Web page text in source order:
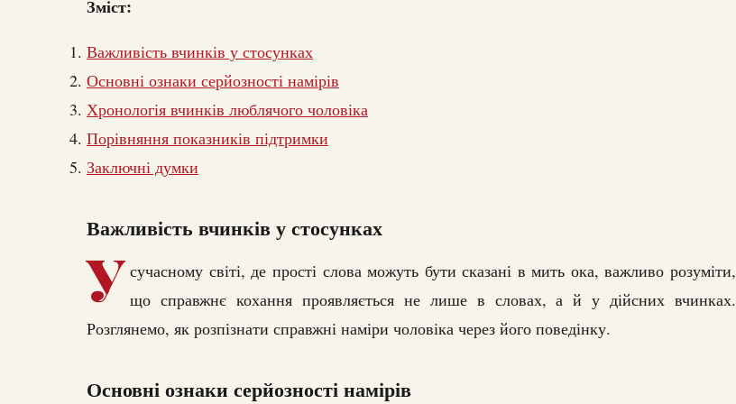
Зміст:
Важливість вчинків у стосунках
Основні ознаки серйозності намірів
Хронологія вчинків люблячого чоловіка
Порівняння показників підтримки
Заключні думки
Важливість вчинків у стосунках
У сучасному світі, де прості слова можуть бути сказані в мить ока, важливо розуміти,
що справжнє кохання проявляється не лише в словах, а й у дійсних вчинках.
Розглянемо, як розпізнати справжні наміри чоловіка через його поведінку.
Основні ознаки серйозності намірів